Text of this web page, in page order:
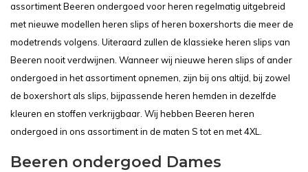
assortiment Beeren ondergoed voor heren regelmatig uitgebreid
met nieuwe modellen heren slips of heren boxershorts die meer de
modetrends volgens. Uiteraard zullen de klassieke heren slips van
Beeren nooit verdwijnen. Wanneer wij nieuwe heren slips of ander
ondergoed in het assortiment opnemen, zijn bij ons altijd, bij zowel
de boxershort als slips, bijpassende heren hemden in dezelfde
kleuren en stoffen verkrijgbaar. Wij hebben Beeren heren
ondergoed in ons assortiment in de maten S tot en met 4XL.
Beeren ondergoed Dames